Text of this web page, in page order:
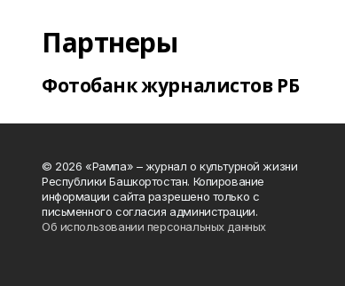
Партнеры
Фотобанк журналистов РБ
© 2026 «Рампа» – журнал о культурной жизни
Республики Башкортостан. Копирование
информации сайта разрешено только с
письменного согласия администрации.
Об использовании персональных данных